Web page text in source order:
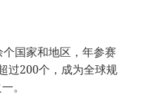
国家和地区，年参赛
过200个，成为全球规
。